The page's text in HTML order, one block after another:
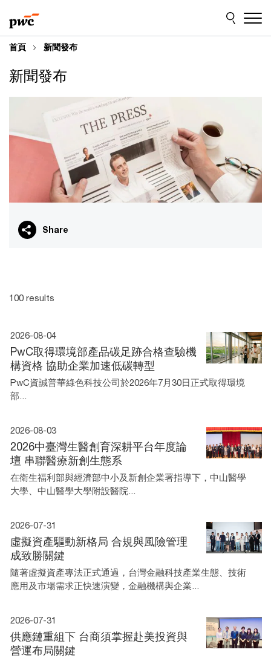
to
content
to
footer
首頁 新聞發布
新聞發布
Share
100 results
2026-08-04
PwC取得環境部產品碳足跡合格查驗機
構資格 協助企業加速低碳轉型
PwC資誠普華綠色科技公司於2026年7月30日正式取得環境
部...
2026-08-03
2026中臺灣生醫創育深耕平台年度論
壇 串聯醫療新創生態系
在衛生福利部與經濟部中小及新創企業署指導下，中山醫學
大學、中山醫學大學附設醫院...
2026-07-31
虛擬資產驅動新格局 合規與風險管理
成致勝關鍵
隨著虛擬資產專法正式通過，台灣金融科技產業生態、技術
應用及市場需求正快速演變，金融機構與企業...
2026-07-31
供應鏈重組下 台商須掌握赴美投資與
營運布局關鍵